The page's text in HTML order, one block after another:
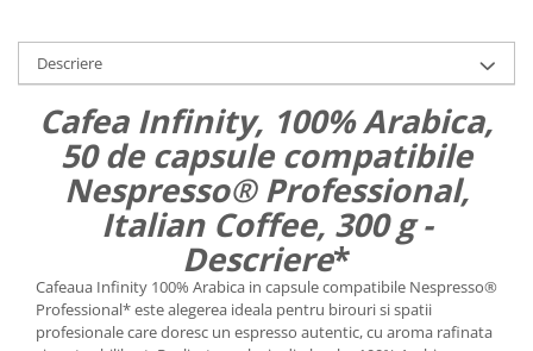
Descriere
Cafea Infinity, 100% Arabica,
50 de capsule compatibile
Nespresso® Professional,
Italian Coffee, 300 g -
Descriere*
Cafeaua Infinity 100% Arabica in capsule compatibile Nespresso®
Professional* este alegerea ideala pentru birouri si spatii
profesionale care doresc un espresso autentic, cu aroma rafinata